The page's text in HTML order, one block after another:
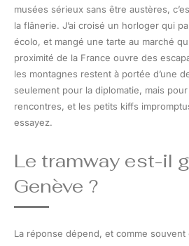
musées sérieux sans être austères,
la flânerie. J’ai croisé un horloger qui
écolo, et mangé une tarte au marché
proximité de la France ouvre des
les montagnes restent à portée d’une
seulement pour la diplomatie, mais
rencontres, et les petits kiffs
essayez.
Le tramway est-il
Genève ?
La réponse dépend, et comme